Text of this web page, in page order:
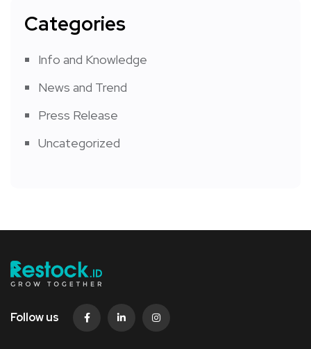
Categories
Info and Knowledge
News and Trend
Press Release
Uncategorized
Follow us